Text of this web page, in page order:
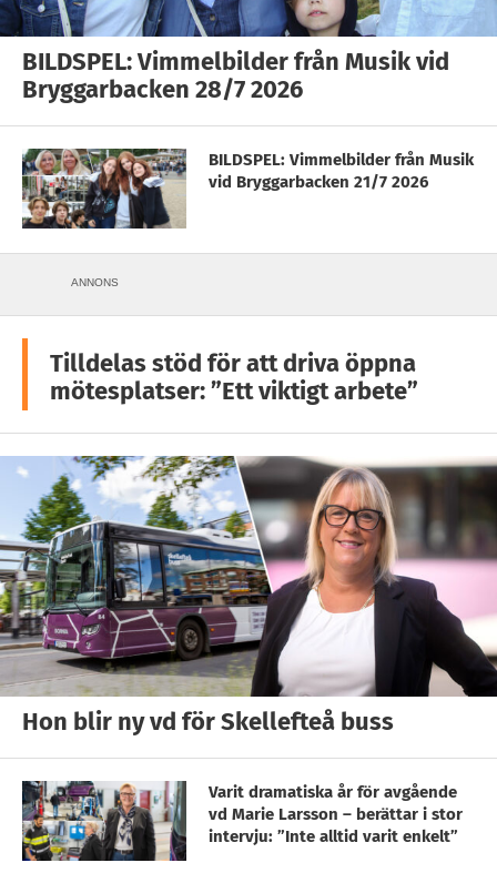
BILDSPEL: Vimmelbilder från Musik vid
Bryggarbacken 28/7 2026
BILDSPEL: Vimmelbilder från Musik
vid Bryggarbacken 21/7 2026
ANNONS
Tilldelas stöd för att driva öppna
mötesplatser: ”Ett viktigt arbete”
Hon blir ny vd för Skellefteå buss
Varit dramatiska år för avgående
vd Marie Larsson – berättar i stor
intervju: ”Inte alltid varit enkelt”